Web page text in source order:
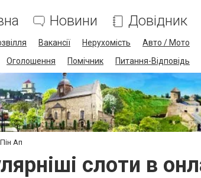
Новини Довідник
Вакансії Нерухомість Авто / Мото
Оголошення Помічник Питання-Відповідь
Ап
слоти в